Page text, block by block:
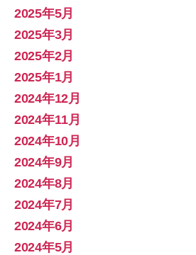
2025年5月
2025年3月
2025年2月
2025年1月
2024年12月
2024年11月
2024年10月
2024年9月
2024年8月
2024年7月
2024年6月
2024年5月